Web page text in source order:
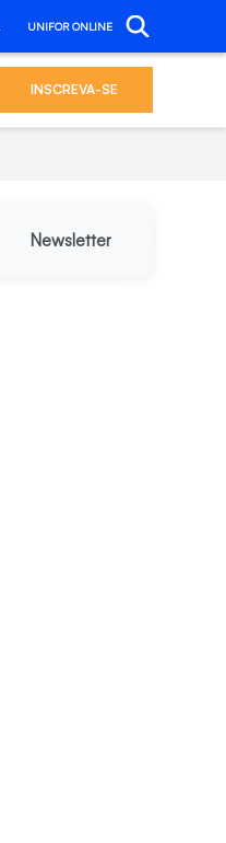
UNIFOR ONLINE
INSCREVA-SE
Newsletter